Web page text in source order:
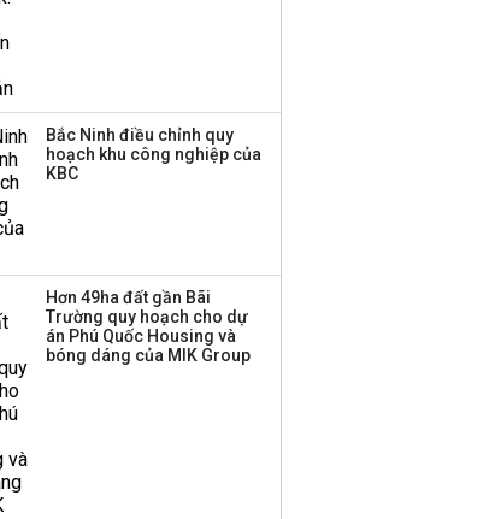
Bắc Ninh điều chỉnh quy
hoạch khu công nghiệp của
KBC
Hơn 49ha đất gần Bãi
Trường quy hoạch cho dự
án Phú Quốc Housing và
bóng dáng của MIK Group